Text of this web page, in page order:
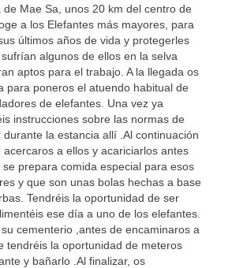
Mae Sa, unos 20 km del centro de
a los Elefantes más mayores, para
últimos años de vida y protegerles
algunos de ellos en la selva
aptos para el trabajo. A la llegada os
para poneros el atuendo habitual de
de elefantes. Una vez ya
instrucciones sobre las normas de
la estancia allí .Al continuación
a ellos y acariciarlos antes
prepara comida especial para esos
y que son unas bolas hechas a base
Tendréis la oportunidad de ser
ese día a uno de los elefantes.
cementerio ,antes de encaminaros a
tendréis la oportunidad de meteros
y bañarlo .Al finalizar, os